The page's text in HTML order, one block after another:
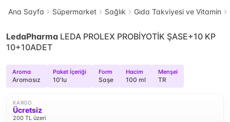
Ana Sayfa Süpermarket Sağlık Gıda Takviyesi ve Vitamin
LedaPharma LEDA PROLEX PROBİYOTİK ŞASE+10 KP
10+10ADET
Aroma
Aromasız
Paket İçeriği
10'lu
Form
Saşe
Hacim
100 ml
Menşei
TR
KARGO
Ücretsiz
200 TL üzeri